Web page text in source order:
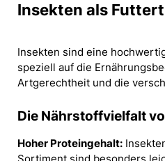
Insekten als
Insekten sind eine
speziell auf die
Artgerechtheit und die
Die Nährstoffvielfalt
Hoher Proteingehalt:
Sortiment sind besonders